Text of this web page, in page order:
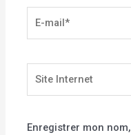
mail*
Internet
Enregistrer mon